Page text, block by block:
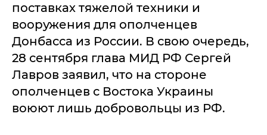
поставках тяжелой техники и
вооружения для ополченцев
Донбасса из России. В свою очередь,
28 сентября глава МИД РФ Сергей
Лавров заявил, что на стороне
ополченцев с Востока Украины
воюют лишь добровольцы из РФ.